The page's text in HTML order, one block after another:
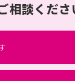
相談くださ